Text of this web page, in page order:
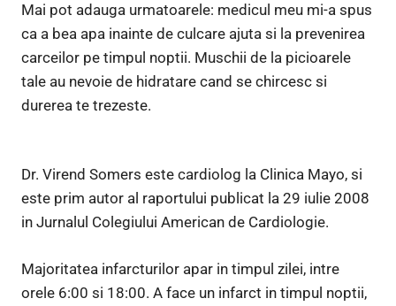
Mai pot adauga urmatoarele: medicul meu mi-a spus
ca a bea apa inainte de culcare ajuta si la prevenirea
carceilor pe timpul noptii. Muschii de la picioarele
tale au nevoie de hidratare cand se chircesc si
durerea te trezeste.
Dr. Virend Somers este cardiolog la Clinica Mayo, si
este prim autor al raportului publicat la 29 iulie 2008
in Jurnalul Colegiului American de Cardiologie.
Majoritatea infarcturilor apar in timpul zilei, intre
orele 6:00 si 18:00. A face un infarct in timpul noptii,